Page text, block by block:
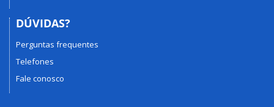
DÚVIDAS?
Perguntas frequentes
Telefones
Fale conosco